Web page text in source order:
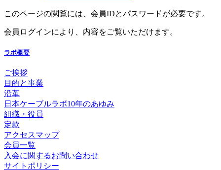
このページの閲覧には、会員IDとパスワードが必要です。
会員ログインにより、内容をご覧いただけます。
ラボ概要
ご挨拶
目的と事業
沿革
日本ケーブルラボ10年のあゆみ
組織・役員
定款
アクセスマップ
会員一覧
入会に関するお問い合わせ
サイトポリシー